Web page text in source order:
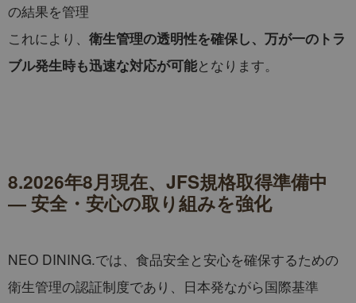
の結果を管理
これにより、 衛生管理の透明性を確保し、万が一のトラ
ブル発生時も迅速な対応が可能となります。
8.2026年8月現在、JFS規格取得準備中
― 安全・安心の取り組みを強化
NEO DINING.では、食品安全と安心を確保するための
衛生管理の認証制度であり、日本発ながら国際基準